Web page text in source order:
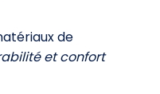
de
et confort